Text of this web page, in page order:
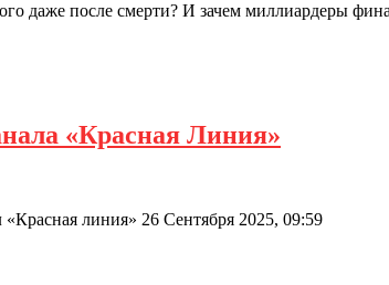
даже после смерти? И зачем миллиардеры
«Красная Линия»
линия» 26 Сентября 2025, 09:59